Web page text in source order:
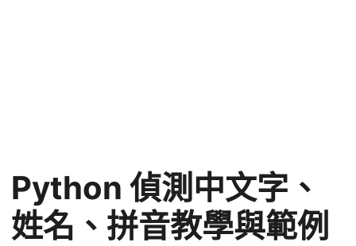
Python 偵測中文字、
姓名、拼音教學與範例